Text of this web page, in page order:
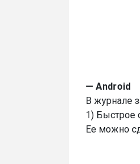
— Android
В журнале
1) Быстрое
Ее можно